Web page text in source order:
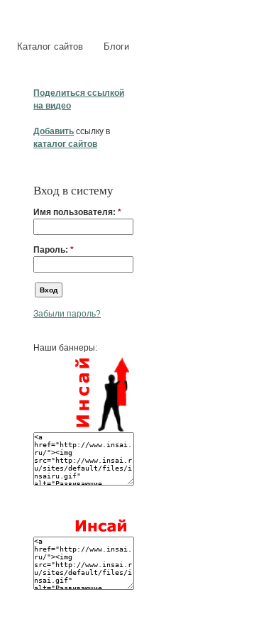
Каталог сайтов Блоги
Поделиться ссылкой
на видео
Добавить ссылку в
каталог сайтов
Вход в систему
Имя пользователя: *
Пароль: *
Забыли пароль?
Наши баннеры: